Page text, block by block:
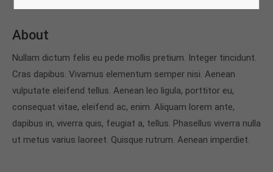
About
Nullam dictum felis eu pede mollis pretium. Integer tincidunt.
Cras dapibus. Vivamus elementum semper nisi. Aenean
vulputate eleifend tellus. Aenean leo ligula, porttitor eu,
consequat vitae, eleifend ac, enim. Aliquam lorem ante,
dapibus in, viverra quis, feugiat a, tellus. Phasellus viverra nulla
ut metus varius laoreet. Quisque rutrum. Aenean imperdiet.